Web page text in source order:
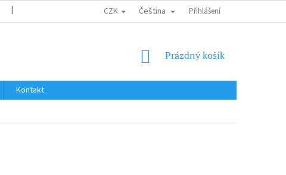
DOPRAVA DO EU / INTERNATIONAL SHIPPING OBCHODNÍ PODMÍNKY
CZK Čeština Přihlášení
NÁKUPNÍ
Prázdný košík
Kontakt